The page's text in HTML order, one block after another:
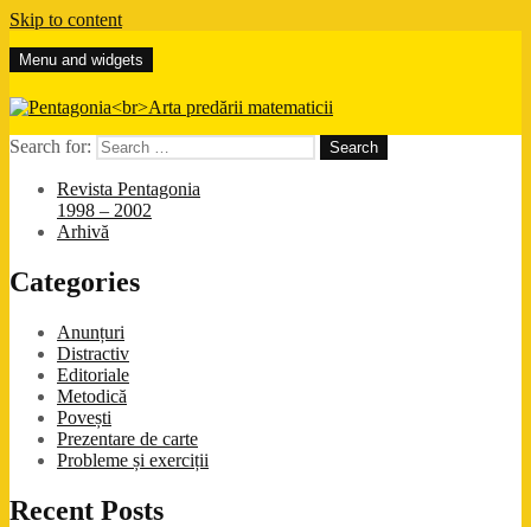
Skip to content
Pentagonia
Arta predării matematicii
Menu and widgets
Search for:
Revista Pentagonia
1998 – 2002
Arhivă
Categories
Anunțuri
Distractiv
Editoriale
Metodică
Povești
Prezentare de carte
Probleme și exerciții
Recent Posts